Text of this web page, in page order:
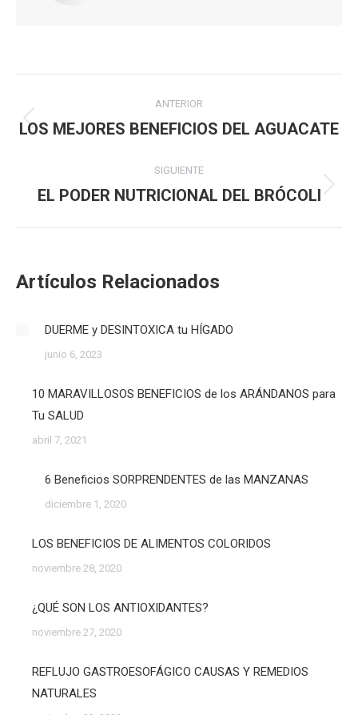
entre
publicaciones
ANTERIOR
Publicación
LOS MEJORES BENEFICIOS DEL AGUACATE
SIGUIENTE
Publicación
EL PODER NUTRICIONAL DEL BRÓCOLI
Artículos Relacionados
DUERME y DESINTOXICA tu HÍGADO
junio 6, 2023
10 MARAVILLOSOS BENEFICIOS de los ARÁNDANOS para
Tu SALUD
abril 7, 2021
6 Beneficios SORPRENDENTES de las MANZANAS
diciembre 1, 2020
LOS BENEFICIOS DE ALIMENTOS COLORIDOS
noviembre 28, 2020
¿QUÉ SON LOS ANTIOXIDANTES?
noviembre 27, 2020
REFLUJO GASTROESOFÁGICO CAUSAS Y REMEDIOS
NATURALES